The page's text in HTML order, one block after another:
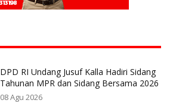
DPD RI Undang Jusuf Kalla Hadiri Sidang
Tahunan MPR dan Sidang Bersama 2026
08 Agu 2026